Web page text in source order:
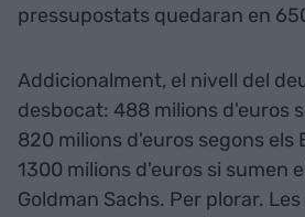
pressupostats quedaran en
Addicionalment, el nivell del
desbocat: 488 milions d'euros
820 milions d'euros segons els
1300 milions d'euros si sumen
Goldman Sachs. Per plorar.